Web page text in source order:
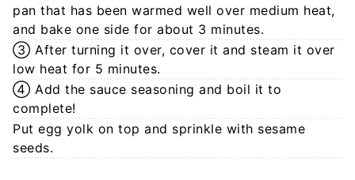
pan that has been warmed well over medium heat,
and bake one side for about 3 minutes.
③ After turning it over, cover it and steam it over
low heat for 5 minutes.
④ Add the sauce seasoning and boil it to
complete!
Put egg yolk on top and sprinkle with sesame
seeds.